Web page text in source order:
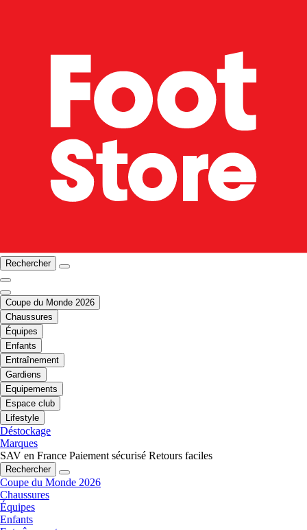
Rechercher
Coupe du Monde 2026
Chaussures
Équipes
Enfants
Entraînement
Gardiens
Equipements
Espace club
Lifestyle
Déstockage
Marques
SAV en France Paiement sécurisé Retours faciles
Rechercher
Coupe du Monde 2026
Chaussures
Équipes
Enfants